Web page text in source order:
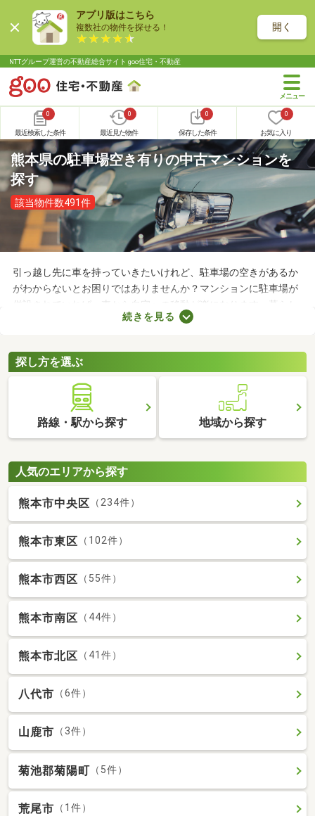
アプリ版はこちら
複数社の物件を探せる！ 開く
NTTグループ運営の不動産総合サイト goo住宅・不動産
0
最近検索した条件
0
最近見た物件
0
保存した条件
0
お気に入り
熊本県の駐車場空き有りの中古マンションを
探す
該当物件数491件
引っ越し先に車を持っていきたいけれど、駐車場の空きがあるか
がわからないとお困りではありませんか？マンションに駐車場が
併設されていれば、車から自宅への移動が楽になります。暮らし
やすさに直結するポイントなので、購入前に必ず駐車場の空きが
中古マンションを紹介します。
続きを見る
探し方を選ぶ
路線・駅から探す 地域から探す
人気のエリアから探す
熊本市中央区 （234件）
熊本市東区 （102件）
熊本市西区 （55件）
熊本市南区 （44件）
熊本市北区 （41件）
八代市 （6件）
山鹿市 （3件）
菊池郡菊陽町 （5件）
荒尾市 （1件）